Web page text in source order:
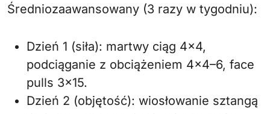
Średniozaawansowany (3 razy w tygodniu):
Dzień 1 (siła): martwy ciąg 4×4,
podciąganie z obciążeniem 4×4–6, face
pulls 3×15.
Dzień 2 (objętość): wiosłowanie sztangą